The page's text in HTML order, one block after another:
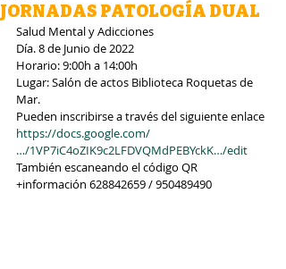
JORNADAS PATOLOGÍA DUAL
Salud Mental y Adicciones
Día. 8 de Junio de 2022
Horario: 9:00h a 14:00h
Lugar: Salón de actos Biblioteca Roquetas de
Mar.
Pueden inscribirse a través del siguiente enlace
https://docs.google.com/
…/1VP7iC4oZIK9c2LFDVQMdPEBYckK…/edit
También escaneando el código QR
+información 628842659 / 950489490